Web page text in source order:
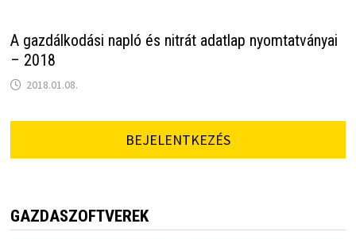
A gazdálkodási napló és nitrát adatlap nyomtatványai
– 2018
2018.01.08.
BEJELENTKEZÉS
GAZDASZOFTVEREK